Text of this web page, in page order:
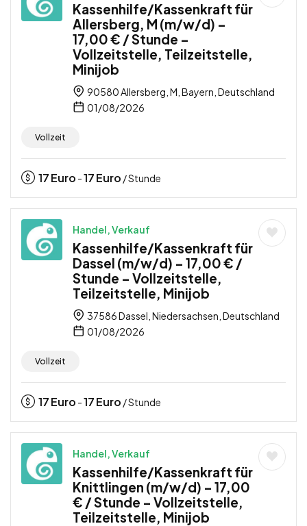
Kassenhilfe/Kassenkraft für
Allersberg, M (m/w/d) –
17,00 € / Stunde –
Vollzeitstelle, Teilzeitstelle,
Minijob
90580 Allersberg, M, Bayern, Deutschland
01/08/2026
Vollzeit
17Euro -17Euro / Stunde
Handel, Verkauf
Kassenhilfe/Kassenkraft für
Dassel (m/w/d) – 17,00 € /
Stunde – Vollzeitstelle,
Teilzeitstelle, Minijob
37586 Dassel, Niedersachsen, Deutschland
01/08/2026
Vollzeit
17Euro -17Euro / Stunde
Handel, Verkauf
Kassenhilfe/Kassenkraft für
Knittlingen (m/w/d) – 17,00
€ / Stunde – Vollzeitstelle,
Teilzeitstelle, Minijob